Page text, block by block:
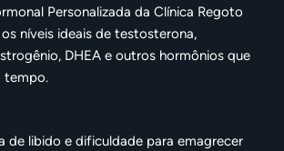
Personalizada da Clínica Regoto
níveis ideais de testosterona,
DHEA e outros hormônios que
tempo.
de libido e dificuldade para emagrecer